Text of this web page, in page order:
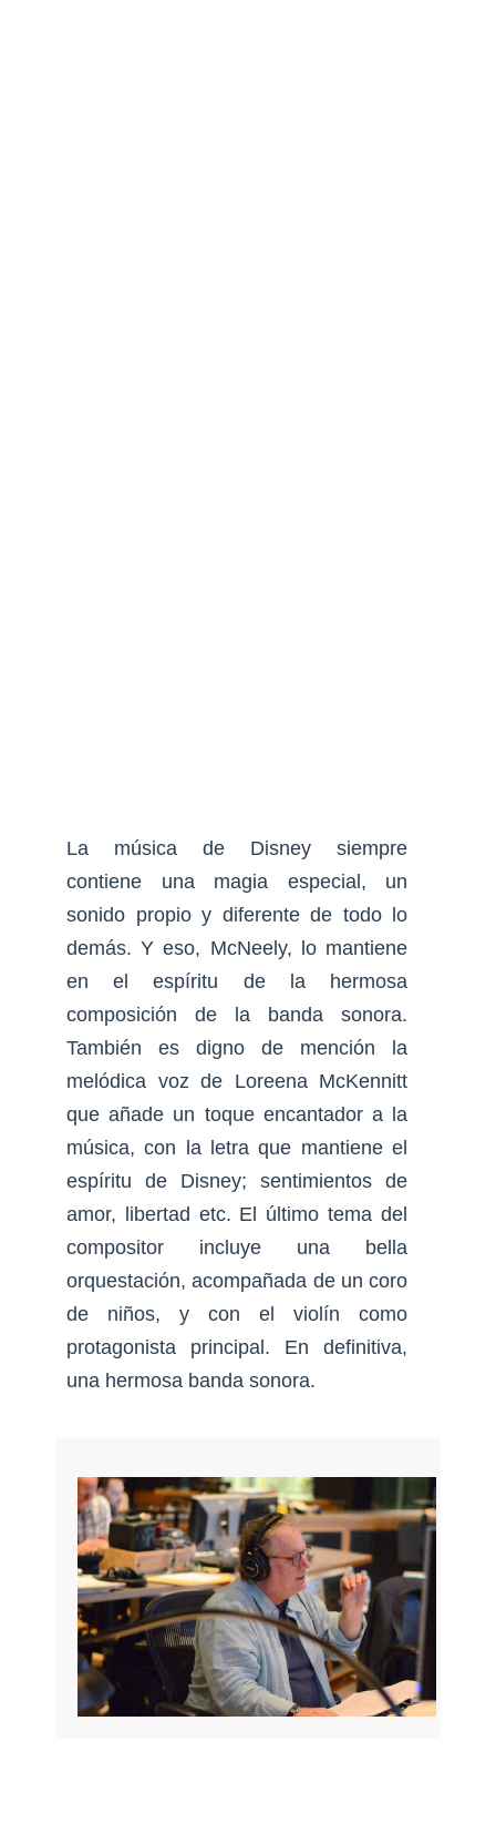
La música de Disney siempre
contiene una magia especial, un
sonido propio y diferente de todo lo
demás. Y eso, McNeely, lo mantiene
en el espíritu de la hermosa
composición de la banda sonora.
También es digno de mención la
melódica voz de Loreena McKennitt
que añade un toque encantador a la
música, con la letra que mantiene el
espíritu de Disney; sentimientos de
amor, libertad etc. El último tema del
compositor incluye una bella
orquestación, acompañada de un coro
de niños, y con el violín como
protagonista principal. En definitiva,
una hermosa banda sonora.